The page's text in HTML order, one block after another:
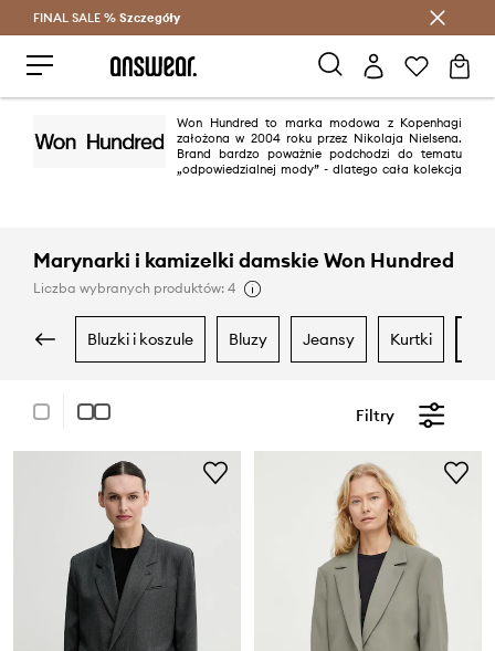
Oszczędzaj z Answear Club >
FINAL SALE % Szczegóły
Won Hundred to marka modowa z Kopenhagi
założona w 2004 roku przez Nikolaja Nielsena.
Brand bardzo poważnie podchodzi do tematu
„odpowiedzialnej mody” - dlatego cała kolekcja
Marynarki i kamizelki damskie Won Hundred
Liczba wybranych produktów: 4
bluzki i koszule bluzy jeansy kurtki
Filtry